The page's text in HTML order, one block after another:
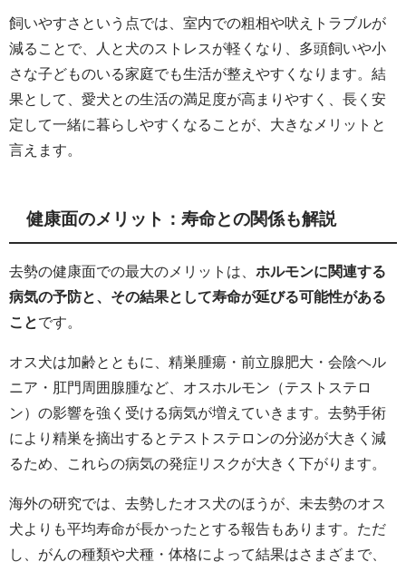
飼いやすさという点では、室内での粗相や吠えトラブルが
減ることで、人と犬のストレスが軽くなり、多頭飼いや小
さな子どものいる家庭でも生活が整えやすくなります。結
果として、愛犬との生活の満足度が高まりやすく、長く安
定して一緒に暮らしやすくなることが、大きなメリットと
言えます。
健康面のメリット：寿命との関係も解説
去勢の健康面での最大のメリットは、 ホルモンに関連する
病気の予防と、その結果として寿命が延びる可能性がある
ことです。
オス犬は加齢とともに、精巣腫瘍・前立腺肥大・会陰ヘル
ニア・肛門周囲腺腫など、オスホルモン（テストステロ
ン）の影響を強く受ける病気が増えていきます。去勢手術
により精巣を摘出するとテストステロンの分泌が大きく減
るため、これらの病気の発症リスクが大きく下がります。
海外の研究では、去勢したオス犬のほうが、未去勢のオス
犬よりも平均寿命が長かったとする報告もあります。ただ
し、がんの種類や犬種・体格によって結果はさまざまで、